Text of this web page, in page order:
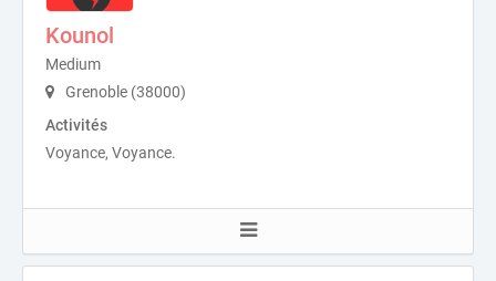
Kounol
Medium
Grenoble (38000)
Activités
Voyance, Voyance.